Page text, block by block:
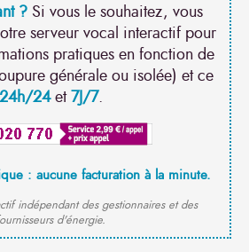
?Si vous le souhaitez, vous
serveur vocal interactif pour
pratiques en fonction de
générale ou isolée) et ce
24h/24et7J/7.
: aucune facturation à la minute.
indépendant des gestionnaires et des
d'énergie.